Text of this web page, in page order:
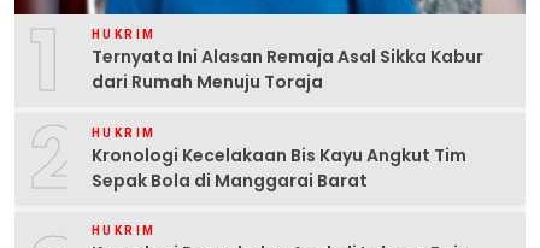
1 HUKRIM
Ternyata Ini Alasan Remaja Asal Sikka Kabur
dari Rumah Menuju Toraja
2 HUKRIM
Kronologi Kecelakaan Bis Kayu Angkut Tim
Sepak Bola di Manggarai Barat
HUKRIM